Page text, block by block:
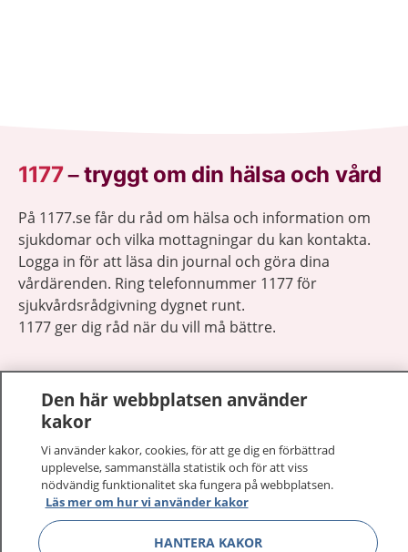
1177–tryggt om din hälsa och vård
På 1177.se får du råd om hälsa och information om
sjukdomar och vilka mottagningar du kan kontakta.
Logga in för att läsa din journal och göra dina
vårdärenden. Ring telefonnummer 1177 för
sjukvårdsrådgivning dygnet runt.
1177 ger dig råd när du vill må bättre.
1177 på flera språk
Om 1177
Kontakt Visa
Den här webbplatsen använder
kakor
Vi använder kakor, cookies, för att ge dig en förbättrad
upplevelse, sammanställa statistik och för att viss
nödvändig funktionalitet ska fungera på webbplatsen.
Läs mer om hur vi använder kakor
HANTERA KAKOR